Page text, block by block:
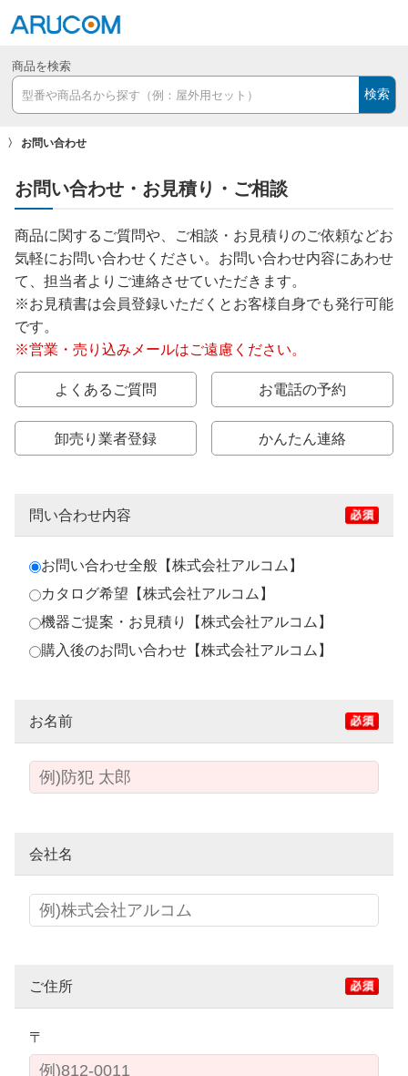
商品を検索
検索
お問い合わせ
お問い合わせ・お見積り・ご相談
商品に関するご質問や、ご相談・お見積りのご依頼などお
気軽にお問い合わせください。お問い合わせ内容にあわせ
て、担当者よりご連絡させていただきます。
※お見積書は会員登録いただくとお客様自身でも発行可能
です。
※営業・売り込みメールはご遠慮ください。
よくあるご質問 お電話の予約
卸売り業者登録 かんたん連絡
問い合わせ内容
お問い合わせ全般【株式会社アルコム】
カタログ希望【株式会社アルコム】
機器ご提案・お見積り【株式会社アルコム】
購入後のお問い合わせ【株式会社アルコム】
お名前
会社名
ご住所
〒